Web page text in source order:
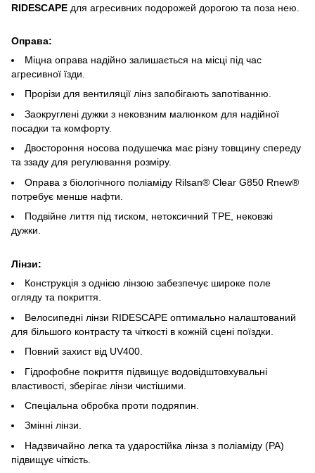
RIDESCAPE для агресивних подорожей дорогою та поза нею.
Оправа:
Міцна оправа надійно залишається на місці під час
агресивної їзди.
Прорізи для вентиляції лінз запобігають запотіванню.
Заокруглені дужки з нековзним малюнком для надійної
посадки та комфорту.
Двостороння носова подушечка має різну товщину спереду
та ззаду для регулювання розміру.
Оправа з біологічного поліаміду Rilsan® Clear G850 Rnew®
потребує менше нафти.
Подвійне лиття під тиском, нетоксичний TPE, нековзкі
дужки.
Лінзи:
Конструкція з однією лінзою забезпечує широке поле
огляду та покриття.
Велосипедні лінзи RIDESCAPE оптимально налаштований
для більшого контрасту та чіткості в кожній сцені поїздки.
Повний захист від UV400.
Гідрофобне покриття підвищує водовідштовхувальні
властивості, зберігає лінзи чистішими.
Спеціальна обробка проти подряпин.
Змінні лінзи.
Надзвичайно легка та ударостійка лінза з поліаміду (PA)
підвищує чіткість.